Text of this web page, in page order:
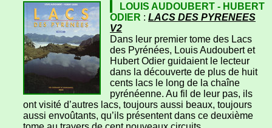
LOUIS AUDOUBERT - HUBERT
ODIER : LACS DES PYRENEES
V2
Dans leur premier tome des Lacs
des Pyrénées, Louis Audoubert et
Hubert Odier guidaient le lecteur
dans la découverte de plus de huit
cents lacs le long de la chaîne
pyrénéenne. Au fil de leur pas, ils
ont visité d’autres lacs, toujours aussi beaux, toujours
aussi envoûtants, qu’ils présentent dans ce deuxième